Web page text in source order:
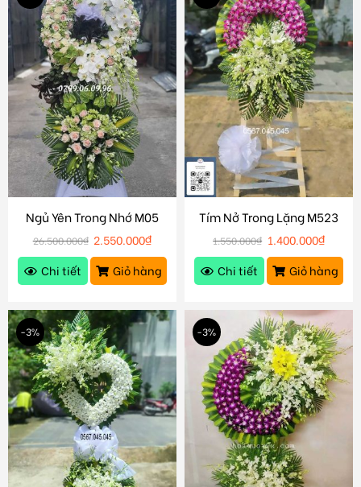
Ngủ Yên Trong Nhớ M05
26.500.000₫ 2.550.000₫
Chi tiết
Giỏ hàng
Tím Nở Trong Lặng M523
1.550.000₫ 1.400.000₫
Chi tiết
Giỏ hàng
-3% -3%